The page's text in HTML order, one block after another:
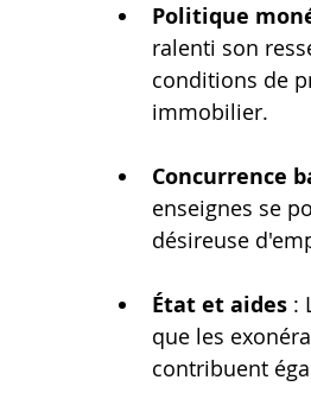
Politique
ralenti son
conditions de
immobilier.
Concurrence
enseignes se
désireuse
État et aides :
que les
contribuent